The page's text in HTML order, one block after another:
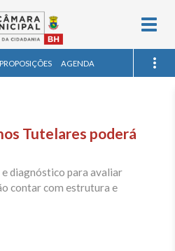
PROPOSIÇÕES AGENDA
Tutelares poderá
diagnóstico para avaliar
contar com estrutura e